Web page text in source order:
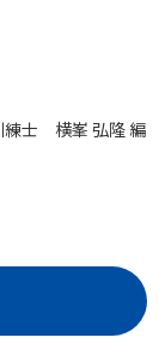
練士 横峯 弘隆 編